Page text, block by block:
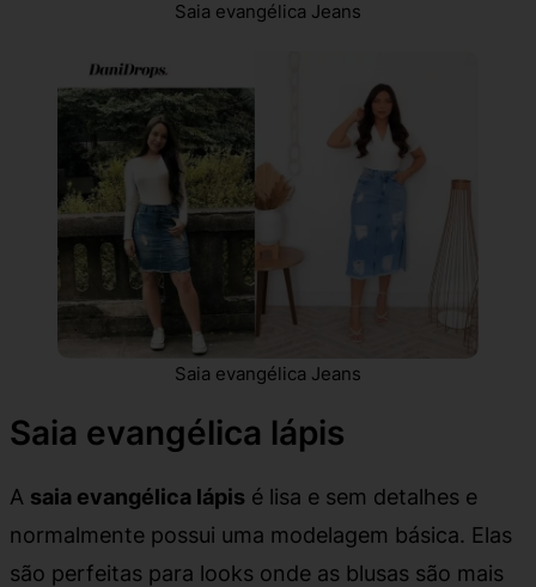
Saia evangélica Jeans
Saia evangélica Jeans
Saia evangélica lápis
A saia evangélica lápis é lisa e sem detalhes e
normalmente possui uma modelagem básica. Elas
são perfeitas para looks onde as blusas são mais